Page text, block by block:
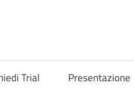
Trial Presentazione